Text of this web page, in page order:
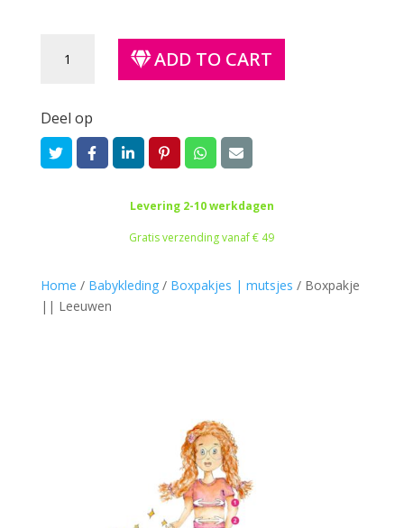
ADD TO CART
Deel op
Levering 2-10 werkdagen
Gratis verzending vanaf € 49
Home / Babykleding/ Boxpakjes | mutsjes / Boxpakje
|| Leeuwen